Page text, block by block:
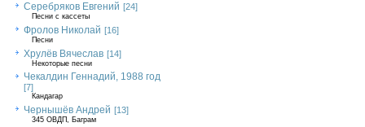
Серебряков Евгений [24]
Песни с кассеты
Фролов Николай [16]
Песни
Хрулёв Вячеслав [14]
Некоторые песни
Чекалдин Геннадий, 1988 год
[7]
Кандагар
Чернышёв Андрей [13]
345 ОВДП, Баграм